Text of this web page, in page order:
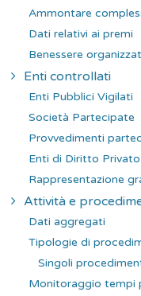
Ammontare
Dati relativi ai premi
Benessere
Enti controllati
Enti Pubblici Vigilati
Società Partecipate
Provvedimenti
Enti di Diritto
Rappresentazione
Attività e
Dati aggregati
Tipologie di
Singoli
Monitoraggio tempi